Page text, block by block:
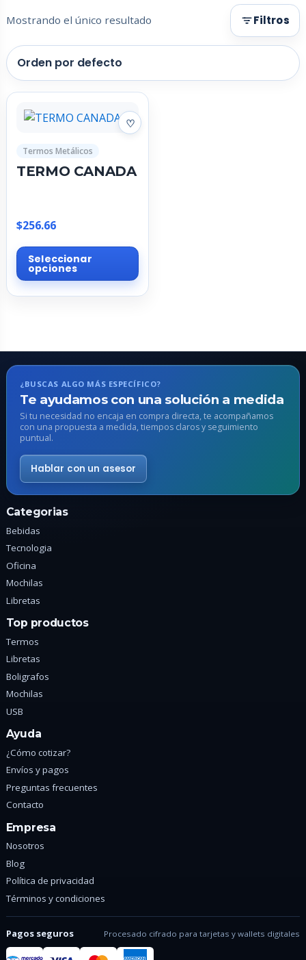
Mostrando el único resultado Filtros
Termos Metálicos
TERMO CANADA
$256.66
Seleccionar
opciones
Este
múltiples
opciones
se
pueden
elegir
en
la
de
producto
¿BUSCAS ALGO MÁS ESPECÍFICO?
Te ayudamos con una solución a medida
Si tu necesidad no encaja en compra directa, te acompañamos
con una propuesta a medida, tiempos claros y seguimiento
puntual.
Hablar con un asesor
Categorias
Bebidas
Tecnologia
Oficina
Mochilas
Libretas
Top productos
Termos
Libretas
Boligrafos
Mochilas
USB
Ayuda
¿Cómo cotizar?
Envíos y pagos
Preguntas frecuentes
Contacto
Empresa
Nosotros
Blog
Política de privacidad
Términos y condiciones
Pagos seguros Procesado cifrado para tarjetas y wallets digitales